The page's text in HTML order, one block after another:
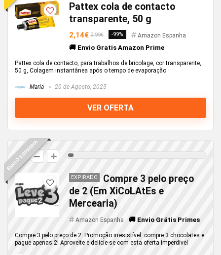
Pattex cola de contacto
transparente, 50 g
2,14€ 3.99€ -99% Amazon Espanha
🚚 Envio Gratis Amazon Prime
Pattex cola de contacto, para trabalhos de bricolage, cor transparente,
50 g, Colagem instantânea após o tempo de evaporação
Maria 20 de Agosto, 2025
VER OFERTA
ENVIO ESPANHA
2
EXPIRADO
Compre 3 pelo preço
de 2 (Em XiCoLAtEs e
Mercearia)
Amazon Espanha 🚚 Envio Grátis Primes
Compre 3 pelo preço de 2: Promoção irresistível: compre 3 chocolates e
pague apenas 2! Aproveite e delicie-se com esta oferta imperdível